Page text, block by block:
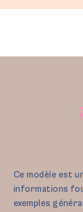
Ce modèle est
informations
exemples